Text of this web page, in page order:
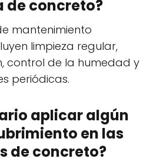
de concreto?
mantenimiento
limpieza regular,
control de la humedad y
periódicas.
aplicar algún
en las
de concreto?